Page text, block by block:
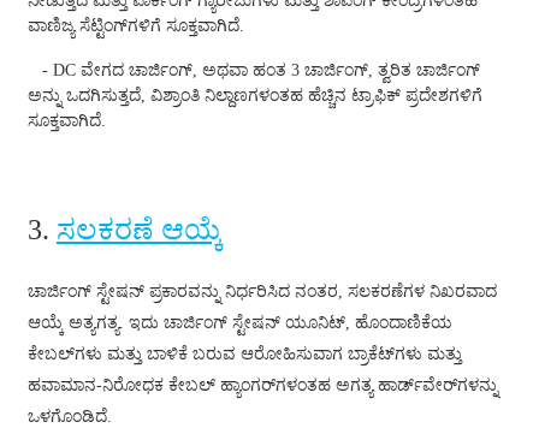
Xhosa
Hausa
Kiswahili
Македонски
русский
יידיש
ವಾಣಿಜ್ಯ ಸೆಟ್ಟಿಂಗ್‌ಗಳಿಗೆ ಸೂಕ್ತವಾಗಿದೆ.
- DC ವೇಗದ ಚಾರ್ಜಿಂಗ್, ಅಥವಾ ಹಂತ 3 ಚಾರ್ಜಿಂಗ್, ತ್ವರಿತ ಚಾರ್ಜಿಂಗ್
ಅನ್ನು ಒದಗಿಸುತ್ತದೆ, ವಿಶ್ರಾಂತಿ ನಿಲ್ದಾಣಗಳಂತಹ ಹೆಚ್ಚಿನ ಟ್ರಾಫಿಕ್ ಪ್ರದೇಶಗಳಿಗೆ
ಸೂಕ್ತವಾಗಿದೆ.
3. ಸಲಕರಣೆ ಆಯ್ಕೆ
ಚಾರ್ಜಿಂಗ್ ಸ್ಟೇಷನ್ ಪ್ರಕಾರವನ್ನು ನಿರ್ಧರಿಸಿದ ನಂತರ, ಸಲಕರಣೆಗಳ ನಿಖರವಾದ
ಆಯ್ಕೆ ಅತ್ಯಗತ್ಯ. ಇದು ಚಾರ್ಜಿಂಗ್ ಸ್ಟೇಷನ್ ಯೂನಿಟ್, ಹೊಂದಾಣಿಕೆಯ
ಕೇಬಲ್‌ಗಳು ಮತ್ತು ಬಾಳಿಕೆ ಬರುವ ಆರೋಹಿಸುವಾಗ ಬ್ರಾಕೆಟ್‌ಗಳು ಮತ್ತು
ಹವಾಮಾನ-ನಿರೋಧಕ ಕೇಬಲ್ ಹ್ಯಾಂಗರ್‌ಗಳಂತಹ ಅಗತ್ಯ ಹಾರ್ಡ್‌ವೇರ್‌ಗಳನ್ನು
ಒಳಗೊಂಡಿದೆ.